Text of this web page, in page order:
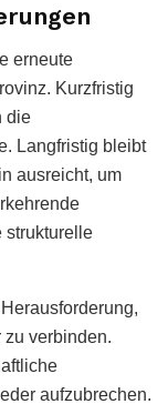
erneute
Kurzfristig
die
Langfristig bleibt
ausreicht, um
strukturelle
verbinden.
aufzubrechen.